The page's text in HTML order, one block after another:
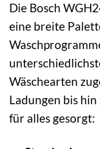
Die Bosch
eine breite
Wäschearten
Ladungen bis
für alles gesorgt: